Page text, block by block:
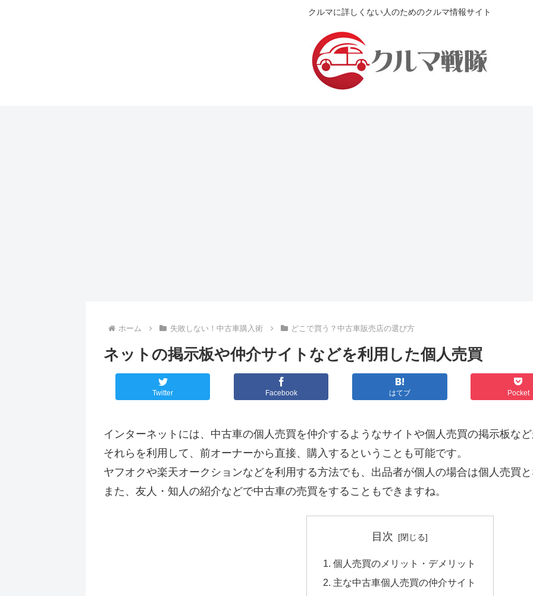
クルマに詳しくない人のためのクルマ情報サイト
ホーム 失敗しない！中古車購入術 どこで買う？中古車販売店の選び方
ネットの掲示板や仲介サイトなどを利用した個人売買
Twitter Facebook はてブ Pocket
インターネットには、中古車の個人売買を仲介するようなサイトや個人売買の掲示板な
それらを利用して、前オーナーから直接、購入するということも可能です。
ヤフオクや楽天オークションなどを利用する方法でも、出品者が個人の場合は個人売買
また、友人・知人の紹介などで中古車の売買をすることもできますね。
目次
個人売買のメリット・デメリット
主な中古車個人売買の仲介サイト